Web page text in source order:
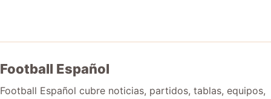
Football Español
Football Español cubre noticias, partidos, tablas, equipos,